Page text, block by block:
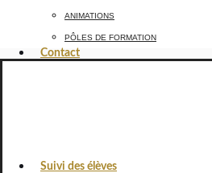
Contact
Suivi des élèves
ANIMATIONS
PÔLES DE FORMATION